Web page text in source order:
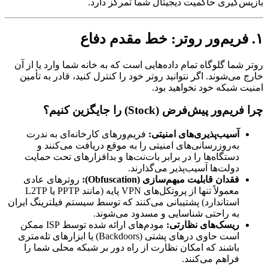
۱. فریم‌ور روتر: خط مقدم دفاع
روتر شما گلوگاه تمام داده‌هایی است که به خانه شما وارد یا از آن
خارج می‌شوند. اگر نتوانید روتر خود را کنترل کنید، قادر به تأمین
امنیت شبکه خود نخواهید بود.
چرا فریم‌ور پیش‌فرض (Stock) را جایگزین کنیم؟
آسیب‌پذیری‌های امنیتی: فریم‌ورهای کارخانه‌ای به ندرت
به‌روزرسانی‌های امنیتی را به موقع دریافت می‌کنند و
دستگاه‌ها را در برابر بات‌نت‌ها و بدافزارهای تحت حمایت
دولت‌ها آسیب‌پذیر می‌گذارند.
فقدان قابلیت مبهم‌سازی (Obfuscation):
روترهای عادی
معمولاً تنها از پروتکل‌های VPN پایه (مانند PPTP یا L2TP
استاندارد) پشتیبانی می‌کنند که توسط سیستم فیلترینگ ایران
به راحتی شناسایی و مسدود می‌شوند.
ریسک‌های نظارتی:
مودم‌های ارائه شده توسط ISP ممکن
است حاوی درهای پشتی (Backdoors) یا ابزارهای تله‌متری
باشند که امکان نظارت از راه دور بر شبکه محلی شما را
فراهم می‌کنند.